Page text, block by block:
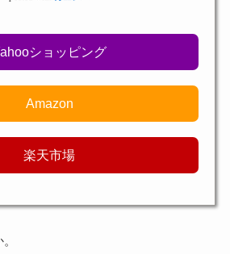
ショッピング
Amazon
楽天市場